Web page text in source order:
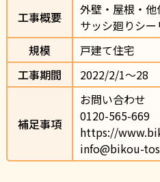
工事概要
外壁・屋根・他
サッシ廻りシ
規模
戸建て住宅
工事期間
2022/2/1〜28
補足事項
お問い合わせ
0120-565-669
https://
info@bikou-